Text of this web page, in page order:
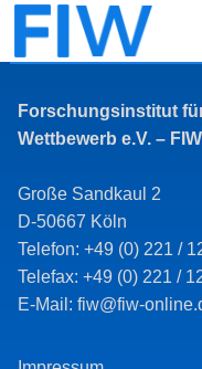
Forschungsinstitut
Wettbewerb e.V. – FIW
Große Sandkaul 2
D-50667 Köln
Telefon: +49 (0) 221 /
Telefax: +49 (0) 221 /
E-Mail: fiw@fiw-